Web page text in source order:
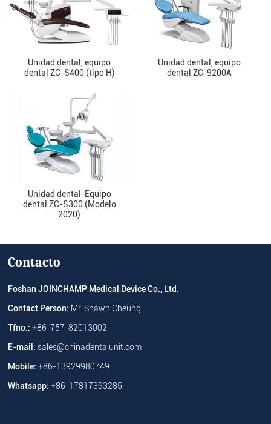
Unidad dental, equipo
dental ZC-S400 (tipo H)
Unidad dental, equipo
dental ZC-9200A
Unidad dental-Equipo
dental ZC-S300 (Modelo
2020)
Contacto
Foshan JOINCHAMP Medical Device Co., Ltd.
Contact Person: Mr. Shawn Cheung
Tfno.:+86-757-82013002
E-mail: sales@chinadentalunit.com
Mobile:+86-13929980749
Whatsapp: +86-17817393285